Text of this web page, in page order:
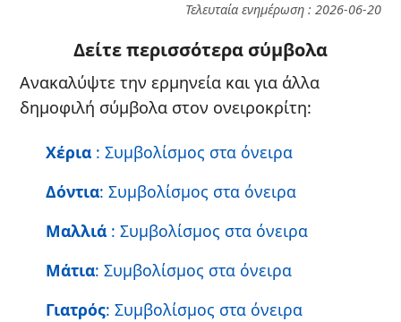
Τελευταία ενημέρωση : 2026-06-20
Δείτε περισσότερα σύμβολα
Ανακαλύψτε την ερμηνεία και για άλλα
δημοφιλή σύμβολα στον ονειροκρίτη:
Χέρια : Συμβολίσμος στα όνειρα
Δόντια: Συμβολίσμος στα όνειρα
Μαλλιά : Συμβολίσμος στα όνειρα
Μάτια: Συμβολίσμος στα όνειρα
Γιατρός: Συμβολίσμος στα όνειρα